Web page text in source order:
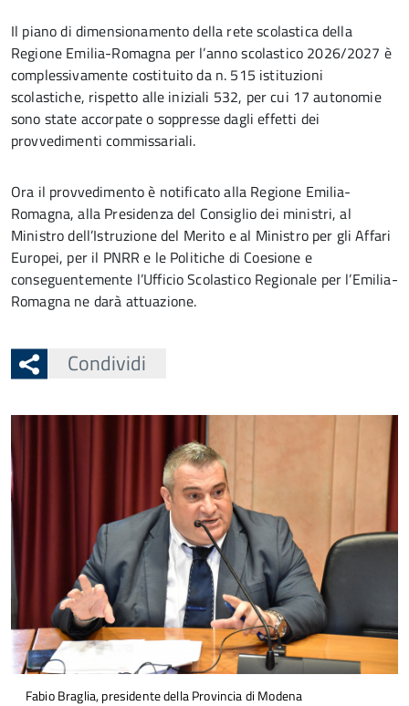
Il piano di dimensionamento della rete scolastica della
Regione Emilia-Romagna per l’anno scolastico 2026/2027 è
complessivamente costituito da n. 515 istituzioni
scolastiche, rispetto alle iniziali 532, per cui 17 autonomie
sono state accorpate o soppresse dagli effetti dei
provvedimenti commissariali.
Ora il provvedimento è notificato alla Regione Emilia-
Romagna, alla Presidenza del Consiglio dei ministri, al
Ministro dell’Istruzione del Merito e al Ministro per gli Affari
Europei, per il PNRR e le Politiche di Coesione e
conseguentemente l’Ufficio Scolastico Regionale per l’Emilia-
Romagna ne darà attuazione.
Condividi
Fabio Braglia, presidente della Provincia di Modena